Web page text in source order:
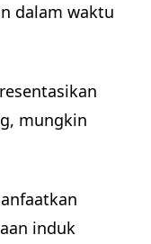
dalam waktu
mungkin
induk